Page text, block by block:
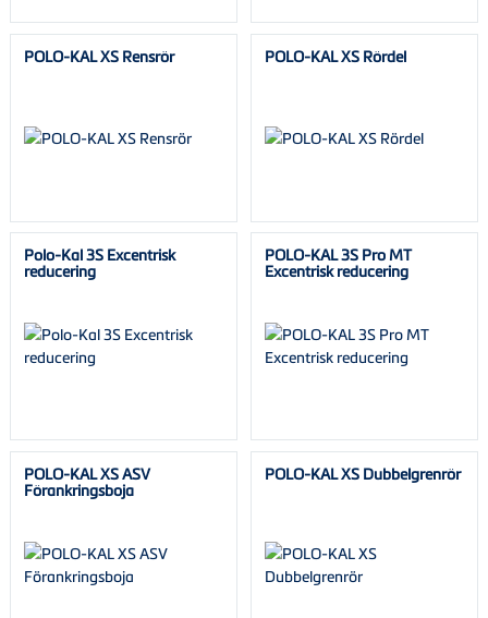
POLO-KAL XS Rensrör POLO-KAL XS Rördel
Polo-Kal 3S Excentrisk
reducering
POLO-KAL 3S Pro MT
Excentrisk reducering
POLO-KAL XS ASV
Förankringsboja
POLO-KAL XS Dubbelgrenrör